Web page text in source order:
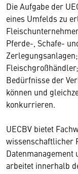
Die Aufgabe der
eines Umfelds zu
Pferde-, Schafe-
Bedürfnisse der
können und
konkurrieren.
UECBV bietet
wissenschaftlicher
arbeitet innerhalb